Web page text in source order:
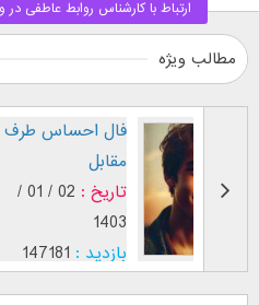
مطالب ویژه
طرز نگاه پسر عاشق (
بر اساس [...]
تاریخ :
29 / 12 /
1402
بازدید : 26746